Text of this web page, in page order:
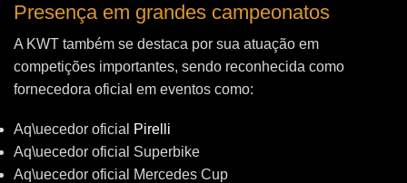
Presença em grandes campeonatos
A KWT também se destaca por sua atuação em
competições importantes, sendo reconhecida como
fornecedora oficial em eventos como:
Aq\uecedor oficial
Pirelli
Aq\uecedor oficial Superbike
Aq\uecedor oficial Mercedes Cup